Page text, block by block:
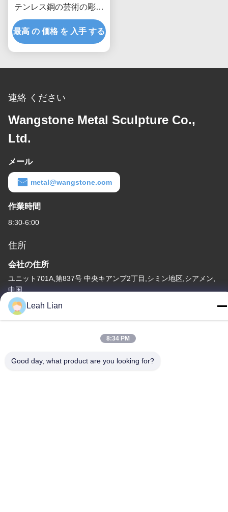
テンレス鋼の芸術の彫刻
のマットの比ゆ的な終わ
り
最高 の 価格 を 入手 する
連絡 ください
Wangstone Metal Sculpture Co.,
Ltd.
メール
metal@wangstone.com
作業時間
8:30-6:00
住所
会社の住所
ユニット701A,第837号 中央キアンプ2丁目,シミン地区,シアメン,
中国
工場住所
第72号 ユンジュン道路 武峰村 崇武町 泉州市 福建市
86-592-5175705
Leah Lian
8:34 PM
Good day, what product are you looking for?